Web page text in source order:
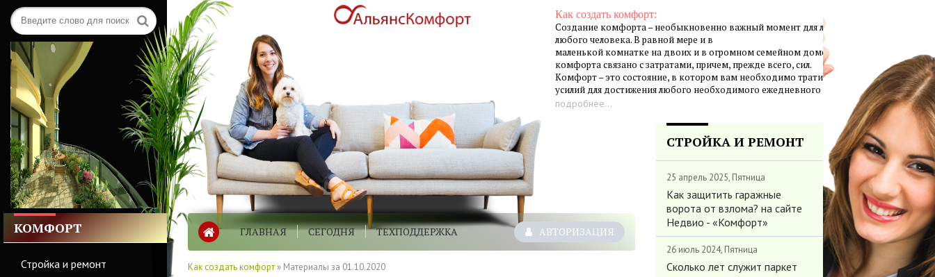
Как создать комфорт:
Создание комфорта – необыкновенно важный момент для личной жизни
любого человека. В равной мере и в
маленькой комнатке на двоих и в огромном семейном доме создание
комфорта связано с затратами, причем, прежде всего, сил.
Комфорт – это состояние, в котором вам необходимо тратить минимум
усилий для достижения любого необходимого ежедневного результата.
подробнее...
КОМФОРТ
Стройка и ремонт
ГЛАВНАЯ СЕГОДНЯ ТЕХПОДДЕРЖКА АВТОРИЗАЦИЯ
Как создать комфорт » Материалы за 01.10.2020
СТРОЙКА И РЕМОНТ
25 апрель 2025, Пятница
Как защитить гаражные
ворота от взлома? на сайте
Недвио - «Комфорт»
26 июль 2024, Пятница
Сколько лет служит паркет